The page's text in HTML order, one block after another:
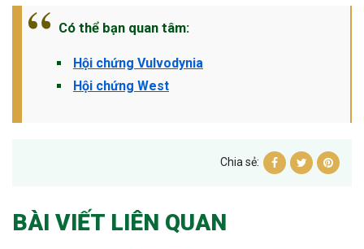
Có thể bạn quan tâm:
Hội chứng Vulvodynia
Hội chứng West
Chia sẻ:
BÀI VIẾT LIÊN QUAN